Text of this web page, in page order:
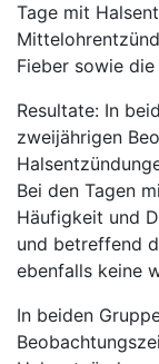
Tage mit
Fieber sowie
Resultate: In
zweijährigen
Bei den Tagen
Häufigkeit und
und betreffend
ebenfalls keine
In beiden